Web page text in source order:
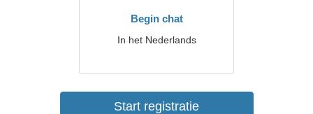
Begin chat
In het Nederlands
Start registratie